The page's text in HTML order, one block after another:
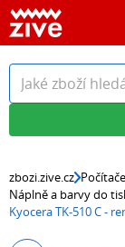
zbozi.zive.cz
Náplně a barvy do
Kyocera TK-510 C -